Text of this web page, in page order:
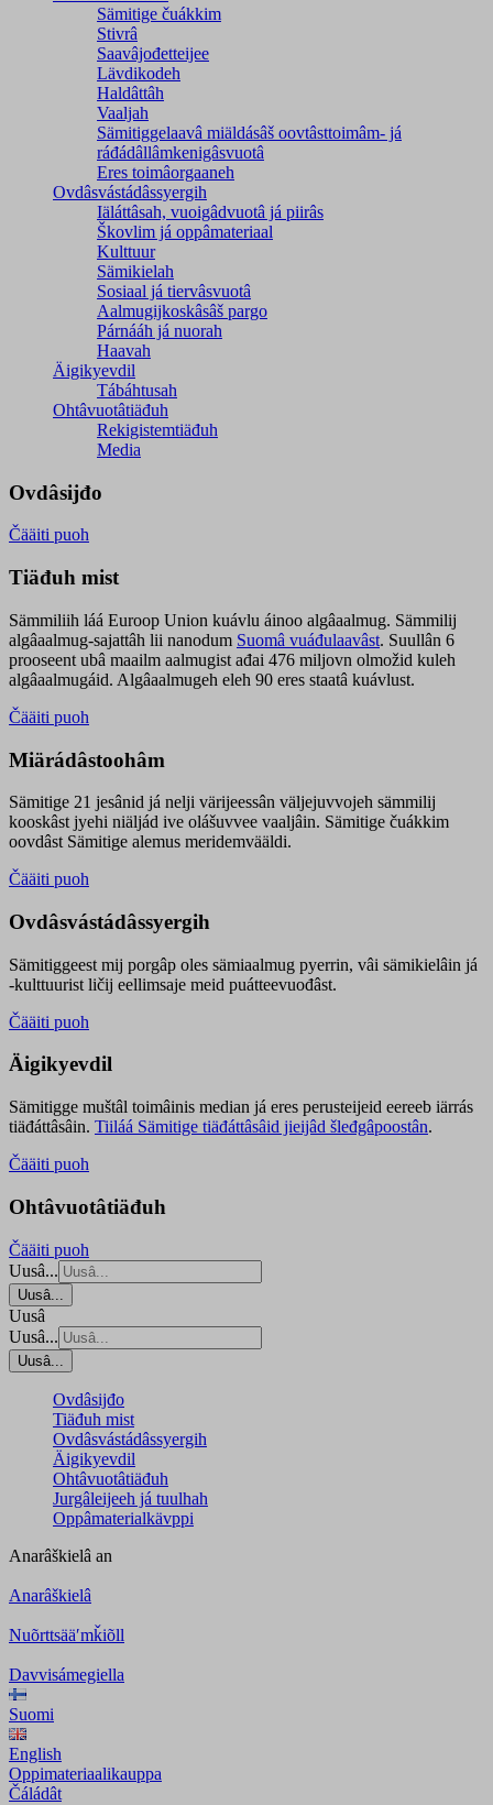
Sämitige čuákkim
Stivrâ
Saavâjođetteijee
Lävdikodeh
Haldâttâh
Vaaljah
Sämitiggelaavâ miäldásâš oovtâsttoimâm- já
ráđádâllâmkenigâsvuotâ
Eres toimâorgaaneh
Ovdâsvástádâssyergih
Iäláttâsah, vuoigâdvuotâ já piirâs
Škovlim já oppâmateriaal
Kulttuur
Sämikielah
Sosiaal já tiervâsvuotâ
Aalmugijkoskâsâš pargo
Párnááh já nuorah
Haavah
Äigikyevdil
Tábáhtusah
Ohtâvuotâtiäđuh
Rekigistemtiäđuh
Media
Ovdâsijđo
Čääiti puoh
Tiäđuh mist
Sämmiliih láá Euroop Union kuávlu áinoo algâaalmug. Sämmilij
algâaalmug-sajattâh lii nanodum Suomâ vuáđulaavâst. Suullân 6
prooseent ubâ maailm aalmugist ađai 476 miljovn olmožid kuleh
algâaalmugáid. Algâaalmugeh eleh 90 eres staatâ kuávlust.
Čääiti puoh
Miärádâstoohâm
Sämitige 21 jesânid já nelji värijeessân väljejuvvojeh sämmilij
kooskâst jyehi niäljád ive olášuvvee vaaljâin. Sämitige čuákkim
oovdâst Sämitige alemus meridemvääldi.
Čääiti puoh
Ovdâsvástádâssyergih
Sämitiggeest mij porgâp oles sämiaalmug pyerrin, vâi sämikielâin já
-kulttuurist ličij eellimsaje meid puátteevuođâst.
Čääiti puoh
Äigikyevdil
Sämitigge muštâl toimâinis median já eres perusteijeid eereeb iärrás
tiäđáttâsâin. Tiiláá Sämitige tiäđáttâsâid jieijâd šleđgâpoostân.
Čääiti puoh
Ohtâvuotâtiäđuh
Čääiti puoh
Uusâ...
Uusâ...
Uusâ
Uusâ...
Uusâ...
Ovdâsijđo
Tiäđuh mist
Ovdâsvástádâssyergih
Äigikyevdil
Ohtâvuotâtiäđuh
Jurgâleijeeh já tuulhah
Oppâmaterialkävppi
Anarâškielâ an
Anarâškielâ
Nuõrttsääʹmǩiõll
Davvisámegiella
Suomi
English
Oppimateriaalikauppa
Čáládât